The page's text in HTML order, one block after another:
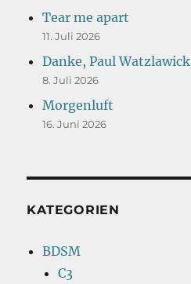
Tear me apart
11. Juli 2026
Danke, Paul Watzlawick
8. Juli 2026
Morgenluft
16. Juni 2026
KATEGORIEN
BDSM
C3